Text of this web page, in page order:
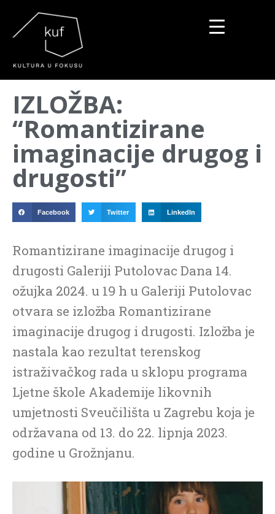
IZLOŽBA:
“Romantizirane
imaginacije drugog i
drugosti”
Facebook Twitter LinkedIn
Romantizirane imaginacije drugog i
drugosti Galeriji Putolovac Dana 14.
ožujka 2024. u 19 h u Galeriji Putolovac
otvara se izložba Romantizirane
imaginacije drugog i drugosti. Izložba je
nastala kao rezultat terenskog
istraživačkog rada u sklopu programa
Ljetne škole Akademije likovnih
umjetnosti Sveučilišta u Zagrebu koja je
održavana od 13. do 22. lipnja 2023.
godine u Grožnjanu.
▼
▼